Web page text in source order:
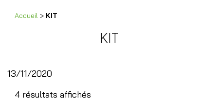
Accueil > KIT
KIT
13/11/2020
4 résultats affichés